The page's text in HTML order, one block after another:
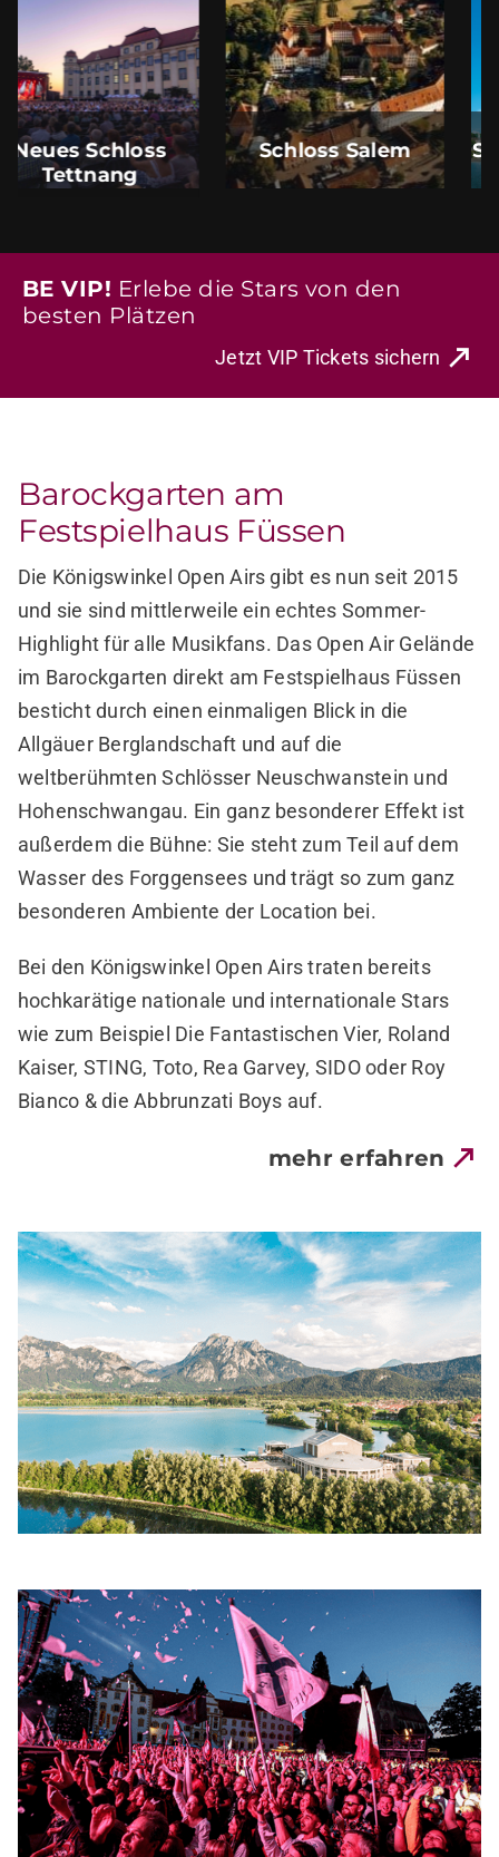
Schloss Salem Schloss Schleißheim
BE VIP! Erlebe die Stars von den
besten Plätzen
Jetzt VIP Tickets sichern
Barockgarten am
Festspielhaus Füssen
Die Königswinkel Open Airs gibt es nun seit 2015
und sie sind mittlerweile ein echtes Sommer-
Highlight für alle Musikfans. Das Open Air Gelände
im Barockgarten direkt am Festspielhaus Füssen
besticht durch einen einmaligen Blick in die
Allgäuer Berglandschaft und auf die
weltberühmten Schlösser Neuschwanstein und
Hohenschwangau. Ein ganz besonderer Effekt ist
außerdem die Bühne: Sie steht zum Teil auf dem
Wasser des Forggensees und trägt so zum ganz
besonderen Ambiente der Location bei.
Bei den Königswinkel Open Airs traten bereits
hochkarätige nationale und internationale Stars
wie zum Beispiel Die Fantastischen Vier, Roland
Kaiser, STING, Toto, Rea Garvey, SIDO oder Roy
Bianco & die Abbrunzati Boys auf.
mehr erfahren